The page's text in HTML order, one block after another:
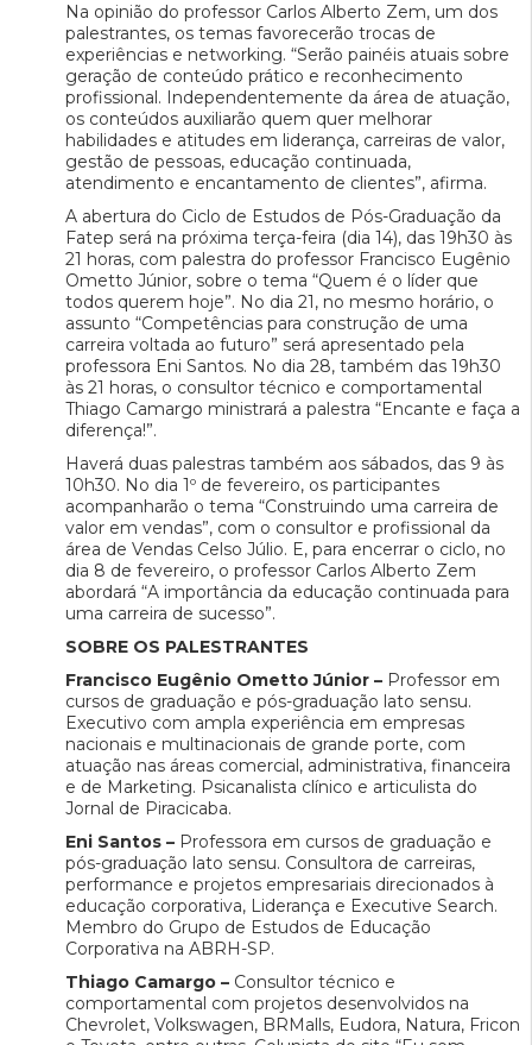
Na opinião do professor Carlos Alberto Zem, um dos
palestrantes, os temas favorecerão trocas de
experiências e networking. “Serão painéis atuais sobre
geração de conteúdo prático e reconhecimento
profissional. Independentemente da área de atuação,
os conteúdos auxiliarão quem quer melhorar
habilidades e atitudes em liderança, carreiras de valor,
gestão de pessoas, educação continuada,
atendimento e encantamento de clientes”, afirma.
A abertura do Ciclo de Estudos de Pós-Graduação da
Fatep será na próxima terça-feira (dia 14), das 19h30 às
21 horas, com palestra do professor Francisco Eugênio
Ometto Júnior, sobre o tema “Quem é o líder que
todos querem hoje”. No dia 21, no mesmo horário, o
assunto “Competências para construção de uma
carreira voltada ao futuro” será apresentado pela
professora Eni Santos. No dia 28, também das 19h30
às 21 horas, o consultor técnico e comportamental
Thiago Camargo ministrará a palestra “Encante e faça a
diferença!”.
Haverá duas palestras também aos sábados, das 9 às
10h30. No dia 1º de fevereiro, os participantes
acompanharão o tema “Construindo uma carreira de
valor em vendas”, com o consultor e profissional da
área de Vendas Celso Júlio. E, para encerrar o ciclo, no
dia 8 de fevereiro, o professor Carlos Alberto Zem
abordará “A importância da educação continuada para
uma carreira de sucesso”.
SOBRE OS PALESTRANTES
Francisco Eugênio Ometto Júnior – Professor em
cursos de graduação e pós-graduação lato sensu.
Executivo com ampla experiência em empresas
nacionais e multinacionais de grande porte, com
atuação nas áreas comercial, administrativa, financeira
e de Marketing. Psicanalista clínico e articulista do
Jornal de Piracicaba.
Eni Santos – Professora em cursos de graduação e
pós-graduação lato sensu. Consultora de carreiras,
performance e projetos empresariais direcionados à
educação corporativa, Liderança e Executive Search.
Membro do Grupo de Estudos de Educação
Corporativa na ABRH-SP.
Thiago Camargo – Consultor técnico e
comportamental com projetos desenvolvidos na
Chevrolet, Volkswagen, BRMalls, Eudora, Natura, Fricon